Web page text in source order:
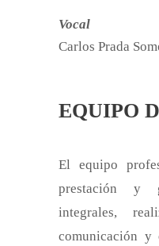
Vocal
Carlos Prada
EQUIPO
El equipo
prestación y
integrales,
comunicación y